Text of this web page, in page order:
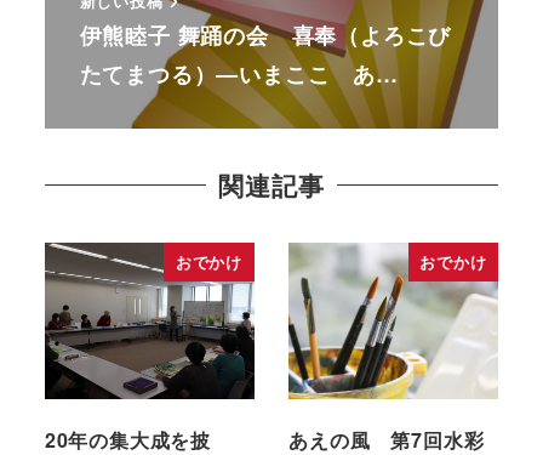
伊熊睦子 舞踊の会 喜奉（よろこび
たてまつる）―いまここ あ…
関連記事
おでかけ
20年の集大成を披
おでかけ
あえの風 第7回水彩